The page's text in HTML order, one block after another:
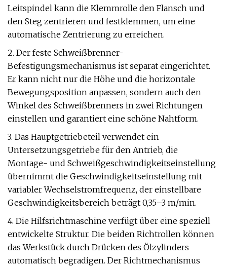
Leitspindel kann die Klemmrolle den Flansch und
den Steg zentrieren und festklemmen, um eine
automatische Zentrierung zu erreichen.
2. Der feste Schweißbrenner-
Befestigungsmechanismus ist separat eingerichtet.
Er kann nicht nur die Höhe und die horizontale
Bewegungsposition anpassen, sondern auch den
Winkel des Schweißbrenners in zwei Richtungen
einstellen und garantiert eine schöne Nahtform.
3. Das Hauptgetriebeteil verwendet ein
Untersetzungsgetriebe für den Antrieb, die
Montage- und Schweißgeschwindigkeitseinstellung
übernimmt die Geschwindigkeitseinstellung mit
variabler Wechselstromfrequenz, der einstellbare
Geschwindigkeitsbereich beträgt 0,35–3 m/min.
4. Die Hilfsrichtmaschine verfügt über eine speziell
entwickelte Struktur. Die beiden Richtrollen können
das Werkstück durch Drücken des Ölzylinders
automatisch begradigen. Der Richtmechanismus